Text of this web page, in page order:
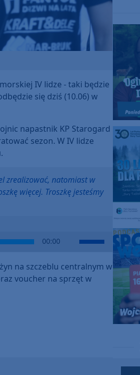
IV lidze - taki będzie
się dziś (10.06) w
napastnik KP Starogard
sezon. W IV lidze
zrealizować, natomiast w
więcej. Troszkę jesteśmy
00:00
Use
Arrow
keys
to
decrease
na szczeblu centralnym w
voucher na sprzęt w